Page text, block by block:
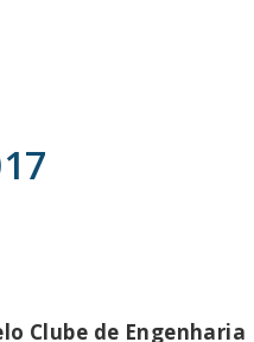
Clube de Engenharia